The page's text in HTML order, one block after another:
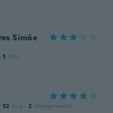
Simõe
· 3 avis
· 52 avis · 2 chargements